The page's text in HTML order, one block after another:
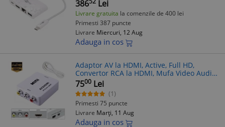
386 Lei
Livrare gratuita la comenzile de 400 lei
Primesti 387 puncte
Livrare Miercuri, 12 Aug
Adauga in cos
Adaptor AV la HDMI, Active, Full HD,
Convertor RCA la HDMI, Mufa Video Audio,
Alimentare USB, Compatibil Consola DVD
7500 Lei
(1)
Primesti 75 puncte
Livrare Marți, 11 Aug
Adauga in cos